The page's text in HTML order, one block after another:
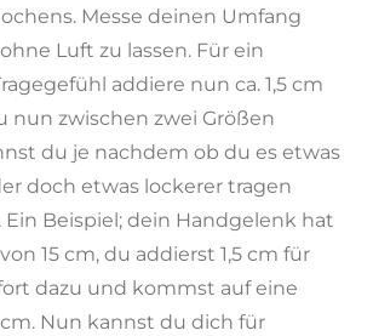
Messe deinen Umfang
Luft zu lassen. Für ein
addiere nun ca. 1,5 cm
nun zwischen zwei Größen
du je nachdem ob du es etwas
doch etwas lockerer tragen
Ein Beispiel; dein Handgelenk hat
15 cm, du addierst 1,5 cm für
dazu und kommst auf eine
cm. Nun kannst du dich für